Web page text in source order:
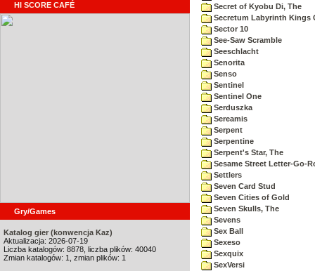
HI SCORE CAFÉ
Gry/Games
Katalog gier (konwencja Kaz)
Aktualizacja: 2026-07-19
Liczba katalogów: 8878, liczba plików: 40040
Zmian katalogów: 1, zmian plików: 1
Secret of Kyobu Di, The
Secretum Labyrinth Kings
Sector 10
See-Saw Scramble
Seeschlacht
Senorita
Senso
Sentinel
Sentinel One
Serduszka
Sereamis
Serpent
Serpentine
Serpent's Star, The
Sesame Street Letter-Go-
Settlers
Seven Card Stud
Seven Cities of Gold
Seven Skulls, The
Sevens
Sex Ball
Sexeso
Sexquix
SexVersi